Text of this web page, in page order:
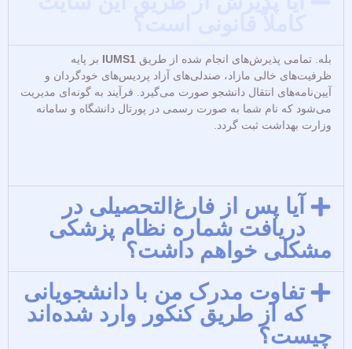
تمامی پذیرش‌های انجام شده از طریقIUMS1بر پایه
خالی مازاد، صندلی‌های آزاد پردیس‌های خودگردان و
انتقال دانشجو صورت می‌گیرد. فرآیند به گونه‌ای مدیریت
که نام شما به صورت رسمی در پورتال دانشگاه و سامانه
بهداشت ثبت گردد.
آیا پس از فارغ‌التحصیلی در
دریافت شماره نظام پزشکی
خواهم داشت؟
تفاوت مدرک من با دانشجویانی
که از طریق کنکور وارد شده‌اند